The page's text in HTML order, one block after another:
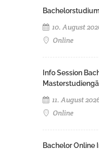
10. August
Online
Info Session
11. August
Online
Bachelor Online